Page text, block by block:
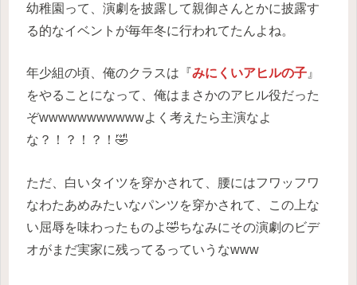
幼稚園って、演劇を披露して親御さんとかに披露す
る的なイベントが毎年冬に行われてたんよね。
年少組の頃、俺のクラスは『みにくいアヒルの子 』
をやることになって、俺はまさかのアヒル役だった
ぞwwwwwwwwwwwよく考えたら主演なよ
な？！？！？！🤣
ただ、白いタイツを穿かされて、腰にはフワッフワ
なわたあめみたいなパンツを穿かされて、この上な
い屈辱を味わったものよ🤣ちなみにその演劇のビデ
オがまだ実家に残ってるっていうなwww